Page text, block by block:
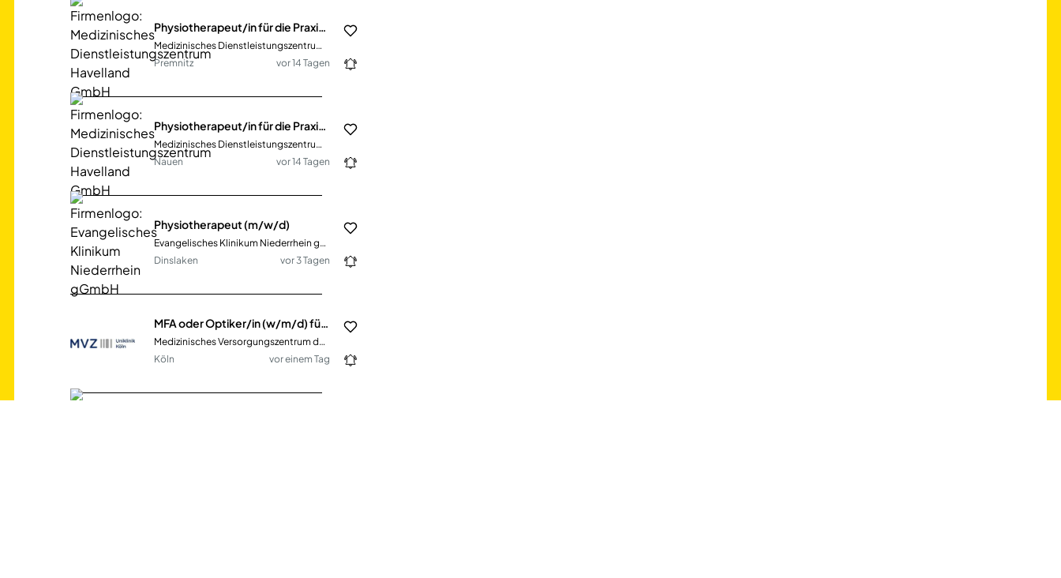
Physiotherapeut/in für die Praxis in Premnitz (MDZ-217)
Medizinisches Dienstleistungszentrum Havelland GmbH
Premnitz
vor 14 Tagen
Physiotherapeut/in für die Praxis Nauen (MDZ-231)
Medizinisches Dienstleistungszentrum Havelland GmbH
Nauen
vor 14 Tagen
Physiotherapeut (m/w/d)
Evangelisches Klinikum Niederrhein gGmbH
Dinslaken
vor 3 Tagen
MFA oder Optiker/in (w/m/d) für Privatpraxis (MVZ) Vollzeit / Teilzeit
Medizinisches Versorgungszentrum des Universitätsklinikums Köln gGmbH
Köln
vor einem Tag